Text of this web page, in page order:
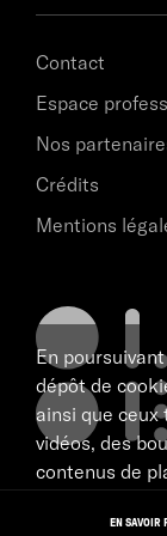
Contact
Espace
Nos
Crédits
Mentions
scène
tous droits
En
dépôt de
ainsi que ceux
vidéos, des
contenus de
EN SAVOIR